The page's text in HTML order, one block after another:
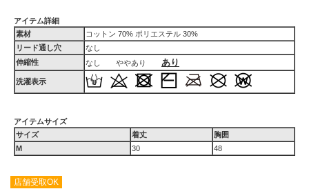
アイテム詳細
素材
コットン 70% ポリエステル 30%
リード通し穴
なし
伸縮性
なし ややあり あり
洗濯表示
アイテムサイズ
サイズ
着丈
胸囲
M
30 48
店舗受取OK